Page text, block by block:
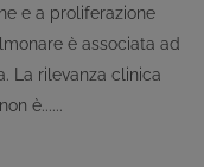
e a proliferazione
è associata ad
La rilevanza clinica
è......